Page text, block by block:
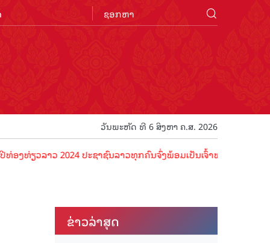
ວັນພະຫັດ ທີ 6 ສິງຫາ ຄ.ສ. 2026
ວ 2024 ປະຊາຊົນລາວທຸກຄົນຈົ່ງພ້ອມເປັນເຈົ້າພາບທີ່ດີ ຕ້ອນຮັບນັກທ່ອງ
ຂ່າວ​ລ່າ​ສຸດ